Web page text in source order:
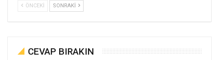
ÖNCEKI SONRAKI
CEVAP BIRAKIN